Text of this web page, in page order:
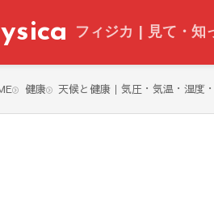
フィジカ | 見て・知
健康 天候と健康｜気圧・気温・湿度